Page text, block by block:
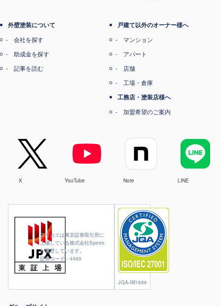
ヌリカエは東京証券取引所に
上場している株式会社Speee
が運営しています。
証券コード：4499
JQA-IM1686
外壁塗装について
会社を探す
助成金を探す
記事を読む
戸建て以外のオーナー様へ
マンション
アパート
店舗
工場・倉庫
工務店・塗装店様へ
加盟希望のご案内
X YouTube Note LINE